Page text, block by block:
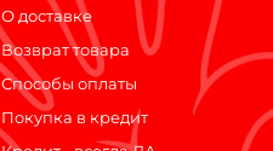
О доставке
Возврат товара
Способы оплаты
Покупка в кредит